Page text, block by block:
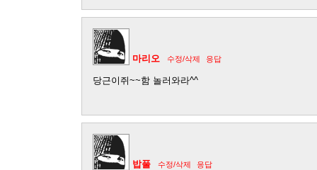
마리오 수정/삭제 응답
당근이쥐~~함 놀러와라^^
밥풀 수정/삭제 응답